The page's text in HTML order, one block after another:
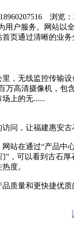
浏览：
用户服务。网
页通过清晰的业
，无线监控传输
高清摄像机，包
上的无......
问，让福建惠安
站在通过“产品
，可以看到古石
度。
质量和更快捷优